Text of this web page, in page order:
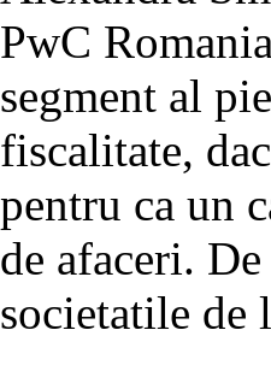
PwC
segment al
fiscalitate,
pentru ca un
de afaceri.
societatile de